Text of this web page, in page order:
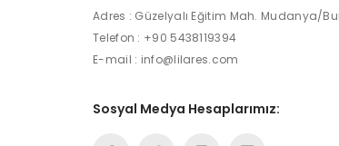
Adres : Güzelyalı Eğitim Mah. Mudanya/
Telefon : +90 5438119394
E-mail : info@lilares.com
Sosyal Medya Hesaplarımız: